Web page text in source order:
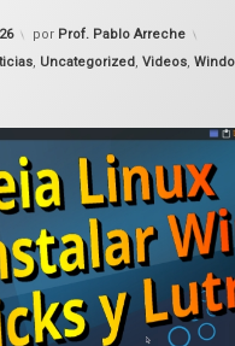
Actualizado el marzo 1, 2026
por Prof. Pablo Arreche
, Uncategorized,Videos,